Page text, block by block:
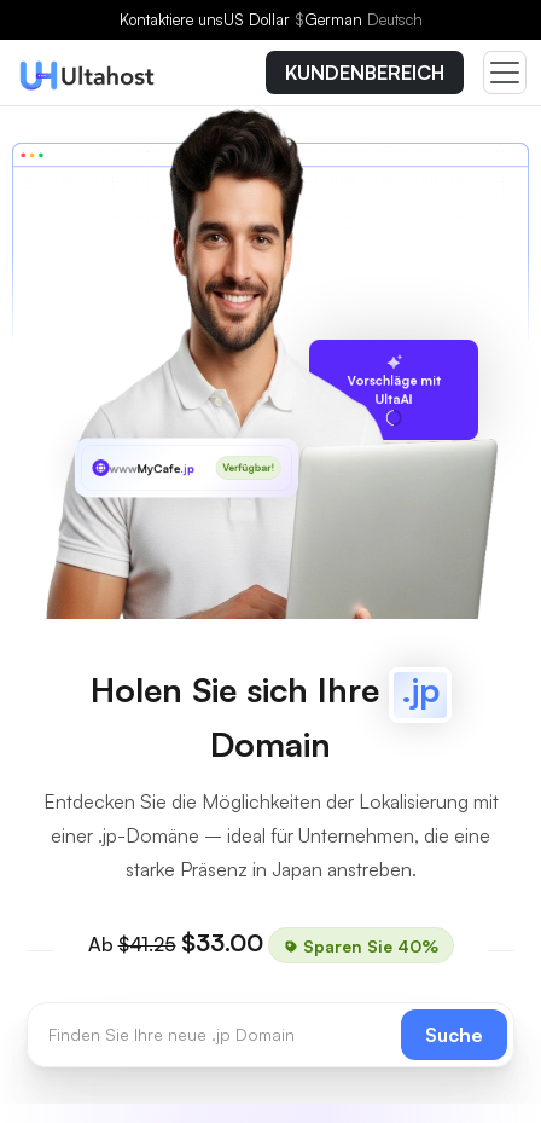
Kontaktiere unsUS Dollar $German Deutsch
KUNDENBEREICH
Vorschläge mit
UltaAI
wwwMyCafe.jp Verfügbar!
Holen Sie sich Ihre .jp
Domain
Entdecken Sie die Möglichkeiten der Lokalisierung mit
einer .jp-Domäne – ideal für Unternehmen, die eine
starke Präsenz in Japan anstreben.
Ab$41.25 $33.00 Sparen Sie 40%
Suche